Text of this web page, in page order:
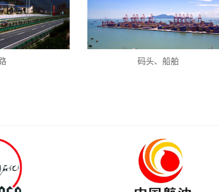
码头、船舶